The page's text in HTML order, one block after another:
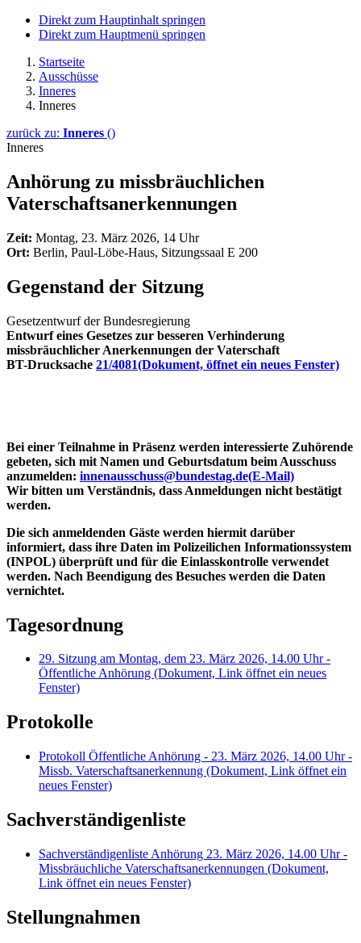
Direkt zum Hauptinhalt springen
Direkt zum Hauptmenü springen
Startseite
Ausschüsse
Inneres
Inneres
zurück zu: Inneres ()
Inneres
Anhörung zu missbräuchlichen
Vaterschaftsanerkennungen
Zeit: Montag, 23. März 2026, 14 Uhr
Ort: Berlin, Paul-Löbe-Haus, Sitzungssaal E 200
Gegenstand der Sitzung
Gesetzentwurf der Bundesregierung
Entwurf eines Gesetzes zur besseren Verhinderung
missbräuchlicher Anerkennungen der Vaterschaft
BT-Drucksache 21/4081(Dokument, öffnet ein neues Fenster)
Bei einer Teilnahme in Präsenz werden interessierte Zuhörende
gebeten, sich mit Namen und Geburtsdatum beim Ausschuss
anzumelden: innenausschuss@bundestag.de(E-Mail)
Wir bitten um Verständnis, dass Anmeldungen nicht bestätigt
werden.
Die sich anmeldenden Gäste werden hiermit darüber
informiert, dass ihre Daten im Polizeilichen Informationssystem
(INPOL) überprüft und für die Einlasskontrolle verwendet
werden. Nach Beendigung des Besuches werden die Daten
vernichtet.
Tagesordnung
29. Sitzung am Montag, dem 23. März 2026, 14.00 Uhr -
Öffentliche Anhörung (Dokument, Link öffnet ein neues
Fenster)
Protokolle
Protokoll Öffentliche Anhörung - 23. März 2026, 14.00 Uhr -
Missb. Vaterschaftsanerkennung (Dokument, Link öffnet ein
neues Fenster)
Sachverständigenliste
Sachverständigenliste Anhörung 23. März 2026, 14.00 Uhr -
Missbräuchliche Vaterschaftsanerkennungen (Dokument,
Link öffnet ein neues Fenster)
Stellungnahmen